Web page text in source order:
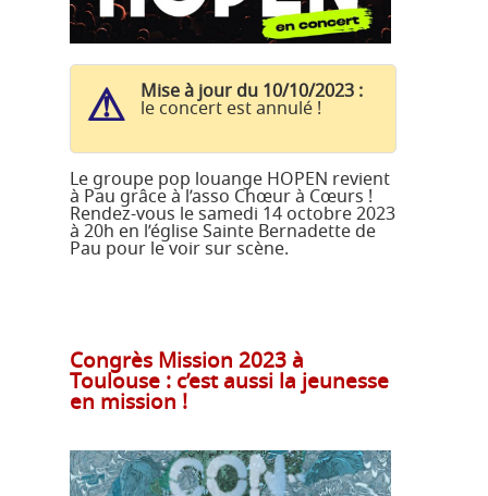
Mise à jour du 10/10/2023 :
le concert est annulé !
Le groupe pop louange HOPEN revient
à Pau grâce à l’asso Chœur à Cœurs !
Rendez-vous le samedi 14 octobre 2023
à 20h en l’église Sainte Bernadette de
Pau pour le voir sur scène.
Congrès Mission 2023 à
Toulouse : c’est aussi la jeunesse
en mission !